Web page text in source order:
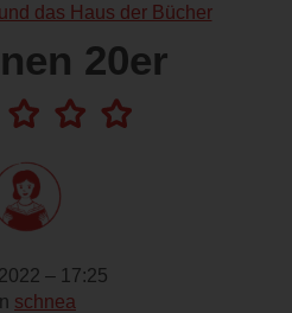
das Haus der Bücher
20er
– 17:25
schnea